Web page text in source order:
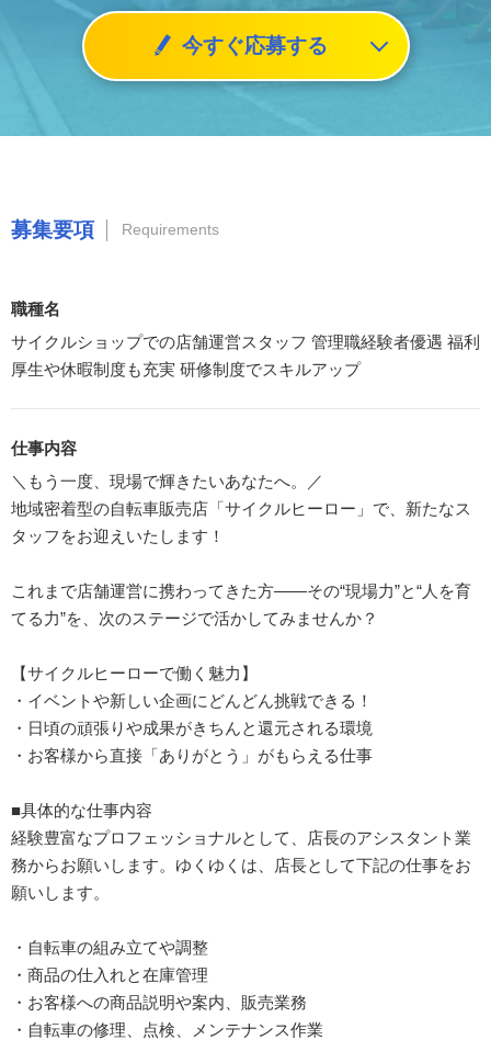
今すぐ応募する
募集要項 Requirements
職種名
サイクルショップでの店舗運営スタッフ 管理職経験者優遇 福利
厚生や休暇制度も充実 研修制度でスキルアップ
仕事内容
＼もう一度、現場で輝きたいあなたへ。／
地域密着型の自転車販売店「サイクルヒーロー」で、新たなス
タッフをお迎えいたします！
これまで店舗運営に携わってきた方――その“現場力”と“人を育
てる力”を、次のステージで活かしてみませんか？
【サイクルヒーローで働く魅力】
・イベントや新しい企画にどんどん挑戦できる！
・日頃の頑張りや成果がきちんと還元される環境
・お客様から直接「ありがとう」がもらえる仕事
■具体的な仕事内容
経験豊富なプロフェッショナルとして、店長のアシスタント業
務からお願いします。ゆくゆくは、店長として下記の仕事をお
願いします。
・自転車の組み立てや調整
・商品の仕入れと在庫管理
・お客様への商品説明や案内、販売業務
・自転車の修理、点検、メンテナンス作業